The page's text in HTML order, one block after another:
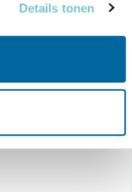
Details tonen